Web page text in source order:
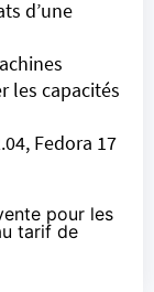
d’une
les capacités
Fedora 17
pour les
tarif de